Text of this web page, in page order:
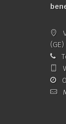
(GE)